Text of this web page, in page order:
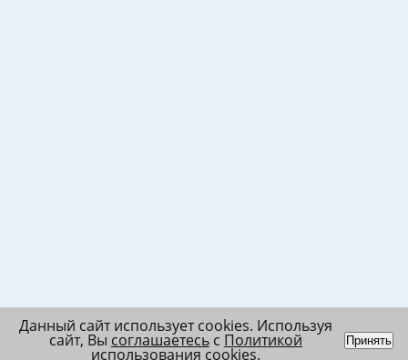
Данный сайт использует cookies. Используя
сайт, Вы соглашаетесьс Политикой
использования cookies.
Принять